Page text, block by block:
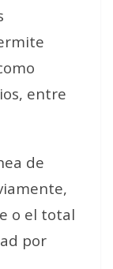
entre
de
o el total
por